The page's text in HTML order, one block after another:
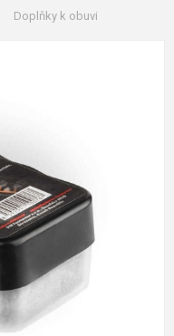
Doplňky k obuvi